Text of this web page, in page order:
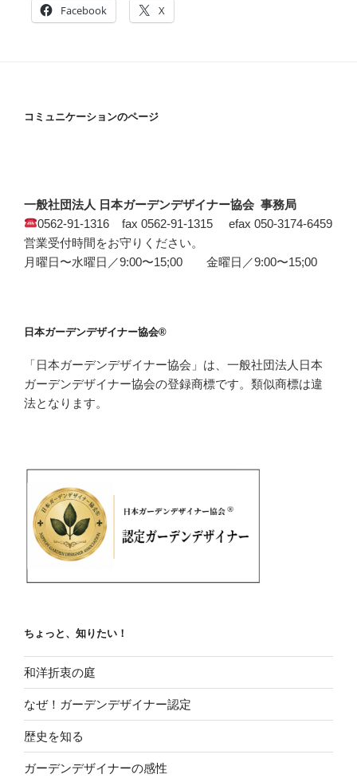
Facebook X
コミュニケーションのページ
一般社団法人 日本ガーデンデザイナー協会 事務局
0562-91-1316 fax 0562-91-1315 efax 050-3174-6459
営業受付時間をお守りください。
月曜日〜水曜日／9:00〜15;00 金曜日／9:00〜15;00
日本ガーデンデザイナー協会®
「日本ガーデンデザイナー協会」は、一般社団法人日本
ガーデンデザイナー協会の登録商標です。類似商標は違
法となります。
ちょっと、知りたい！
和洋折衷の庭
なぜ！ガーデンデザイナー認定
歴史を知る
ガーデンデザイナーの感性